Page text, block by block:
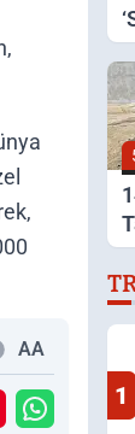
AA
1